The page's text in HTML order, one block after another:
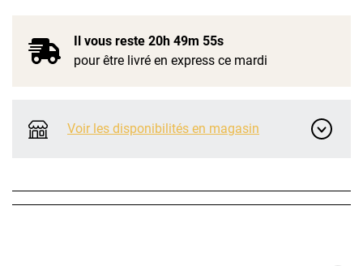
Il vous reste 20h 49m 55s
pour être livré en express ce mardi
Voir les disponibilités en magasin